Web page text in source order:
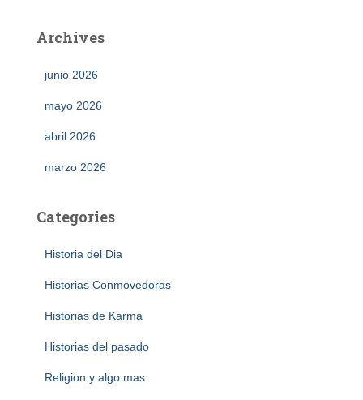
Archives
junio 2026
mayo 2026
abril 2026
marzo 2026
Categories
Historia del Dia
Historias Conmovedoras
Historias de Karma
Historias del pasado
Religion y algo mas